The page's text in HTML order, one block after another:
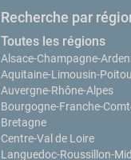
Recherche par
Toutes les régions
Alsace-Champagne-
Aquitaine-Limousin-
Auvergne-Rhône-Alpes
Bourgogne-Franche-
Bretagne
Centre-Val de Loire
Languedoc-Roussillon-